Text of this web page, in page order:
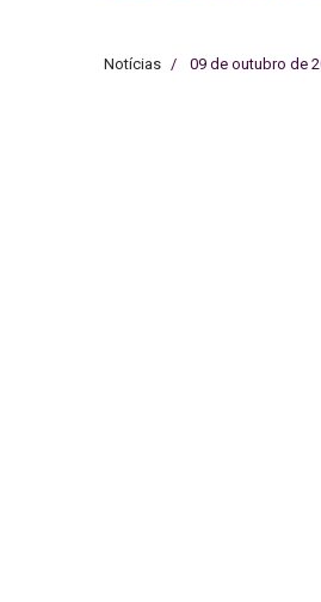
Notícias 09 de outubro de